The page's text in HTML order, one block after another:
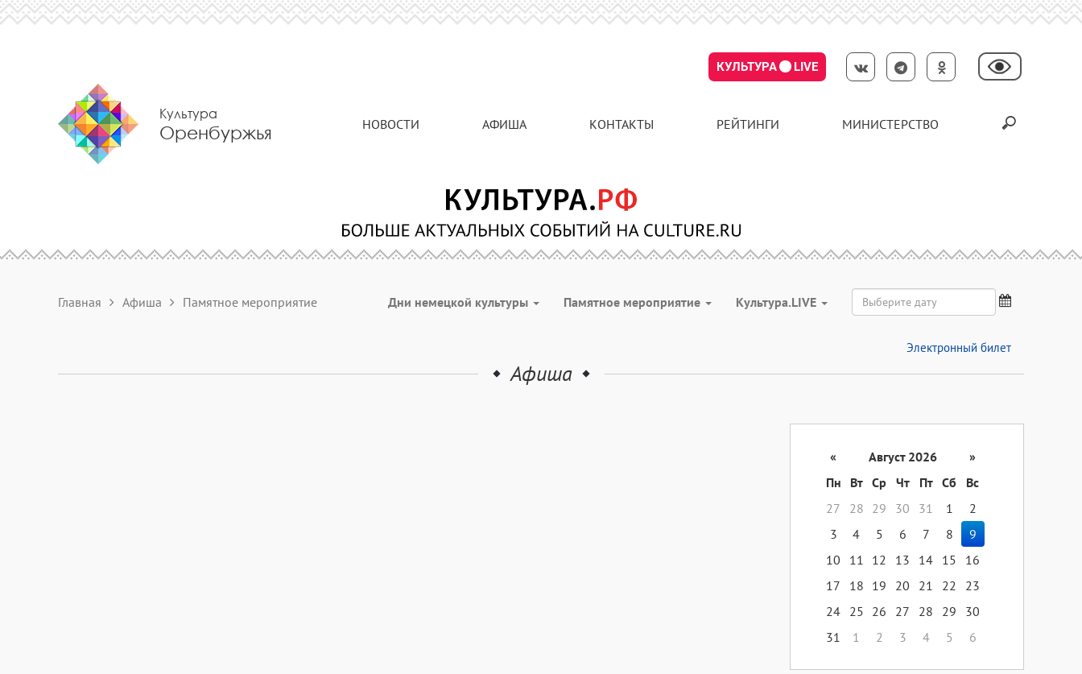
КУЛЬТУРА LIVE
Культура
Оренбуржья НОВОСТИ АФИША КОНТАКТЫ РЕЙТИНГИ МИНИСТЕРСТВО
Главная Афиша Памятное мероприятие Дни немецкой культуры Памятное мероприятие Культура.LIVE
Электронный билет
Афиша
« Август 2026
»
Пн
Вт Ср Чт Пт Сб
Вс
27
28 29 30 31 1
2
3
4 5 6 7 8
9
10
11 12 13 14 15
16
17
18 19 20 21 22
23
24 25 26 27 28 29
30
31
1 2 3 4 5 6